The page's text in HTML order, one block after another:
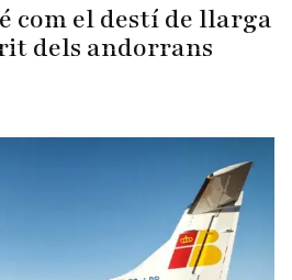
com el destí de llarga
dels andorrans